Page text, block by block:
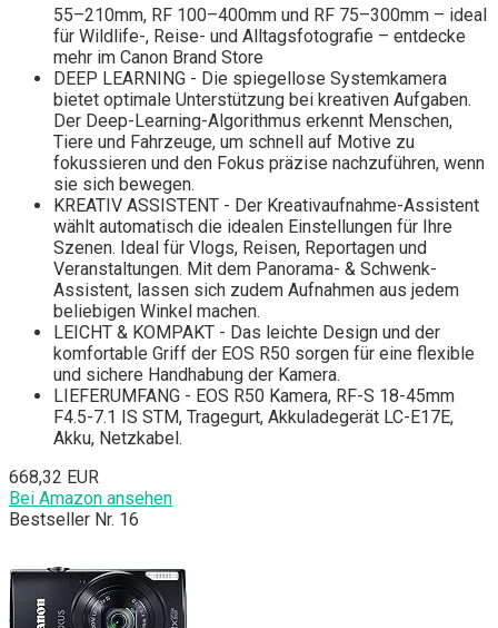
55–210mm, RF 100–400mm und RF 75–300mm – ideal
für Wildlife-, Reise- und Alltagsfotografie – entdecke
mehr im Canon Brand Store
DEEP LEARNING - Die spiegellose Systemkamera
bietet optimale Unterstützung bei kreativen Aufgaben.
Der Deep-Learning-Algorithmus erkennt Menschen,
Tiere und Fahrzeuge, um schnell auf Motive zu
fokussieren und den Fokus präzise nachzuführen, wenn
sie sich bewegen.
KREATIV ASSISTENT - Der Kreativaufnahme-Assistent
wählt automatisch die idealen Einstellungen für Ihre
Szenen. Ideal für Vlogs, Reisen, Reportagen und
Veranstaltungen. Mit dem Panorama- & Schwenk-
Assistent, lassen sich zudem Aufnahmen aus jedem
beliebigen Winkel machen.
LEICHT & KOMPAKT - Das leichte Design und der
komfortable Griff der EOS R50 sorgen für eine flexible
und sichere Handhabung der Kamera.
LIEFERUMFANG - EOS R50 Kamera, RF-S 18-45mm
F4.5-7.1 IS STM, Tragegurt, Akkuladegerät LC-E17E,
Akku, Netzkabel.
668,32 EUR
Bei Amazon ansehen
Bestseller Nr. 16